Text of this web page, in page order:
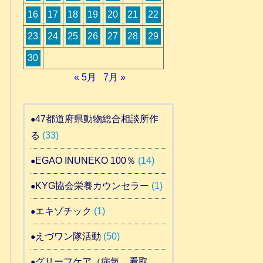
16 17 18 19 20 21 22
23 24 25 26 27 28 29
30
« 5月
7月 »
47都道府県動物総合相談所作
る (33)
EGAO INUNEKO 100％ (14)
KYG協会栄養カウンセラー (1)
エキゾチック (1)
えづワン隊活動 (50)